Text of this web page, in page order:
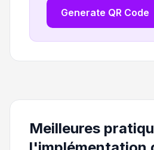
Generate QR Code
Meilleures